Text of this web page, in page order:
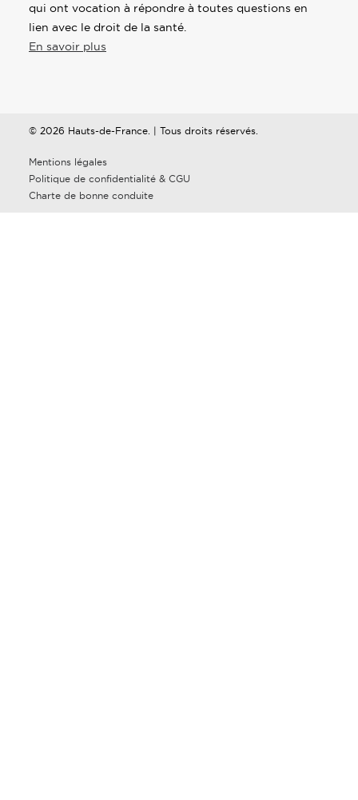
qui ont vocation à répondre à toutes questions en
lien avec le droit de la santé.
En savoir plus
© 2026 Hauts-de-France. | Tous droits réservés.
Mentions légales
Politique de confidentialité & CGU
Charte de bonne conduite